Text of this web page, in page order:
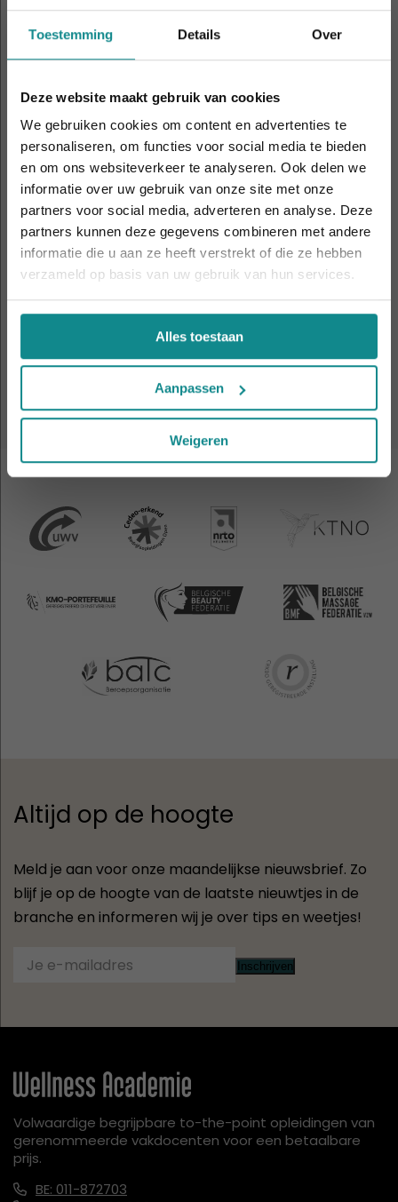
Toestemming Details Over
Deze website maakt gebruik van cookies
We gebruiken cookies om content en advertenties te
personaliseren, om functies voor social media te bieden
en om ons websiteverkeer te analyseren. Ook delen we
informatie over uw gebruik van onze site met onze
partners voor social media, adverteren en analyse. Deze
partners kunnen deze gegevens combineren met andere
informatie die u aan ze heeft verstrekt of die ze hebben
verzameld op basis van uw gebruik van hun services.
Alles toestaan
Aanpassen
Weigeren
8
sep
Drongen
19:00 - 21:00
9
sep
Eindhoven
19:00 - 21:00
15
sep
Nijmegen
19:00 - 21:00
21
sep 19:00 - 21:00
23 Wilrijk
19:00 - 21:00
Altijd op de hoogte
Meld je aan voor onze maandelijkse nieuwsbrief. Zo
blijf je op de hoogte van de laatste nieuwtjes in de
branche en informeren wij je over tips en weetjes!
Inschrijven
Volwaardige begrijpbare to-the-point opleidingen van
gerenommeerde vakdocenten voor een betaalbare
prijs.
BE: 011-872703
De hittegolf houdt aan... onze actie ook! 10%
korting verlengd t.e.m. 7 augustus 2026.
Sluiten